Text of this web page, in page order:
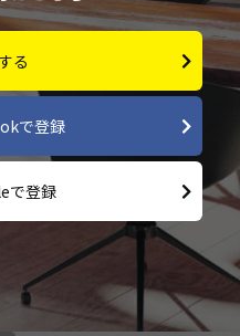
る
で登録
で登録